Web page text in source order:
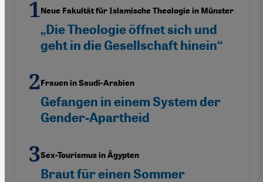
Neue Fakultät für Islamische Theologie in Münster
„Die Theologie öffnet sich und
geht in die Gesellschaft hinein“
Frauen in Saudi-Arabien
Gefangen in einem System der
Gender-Apartheid
Sex-Tourismus in Ägypten
Braut für einen Sommer